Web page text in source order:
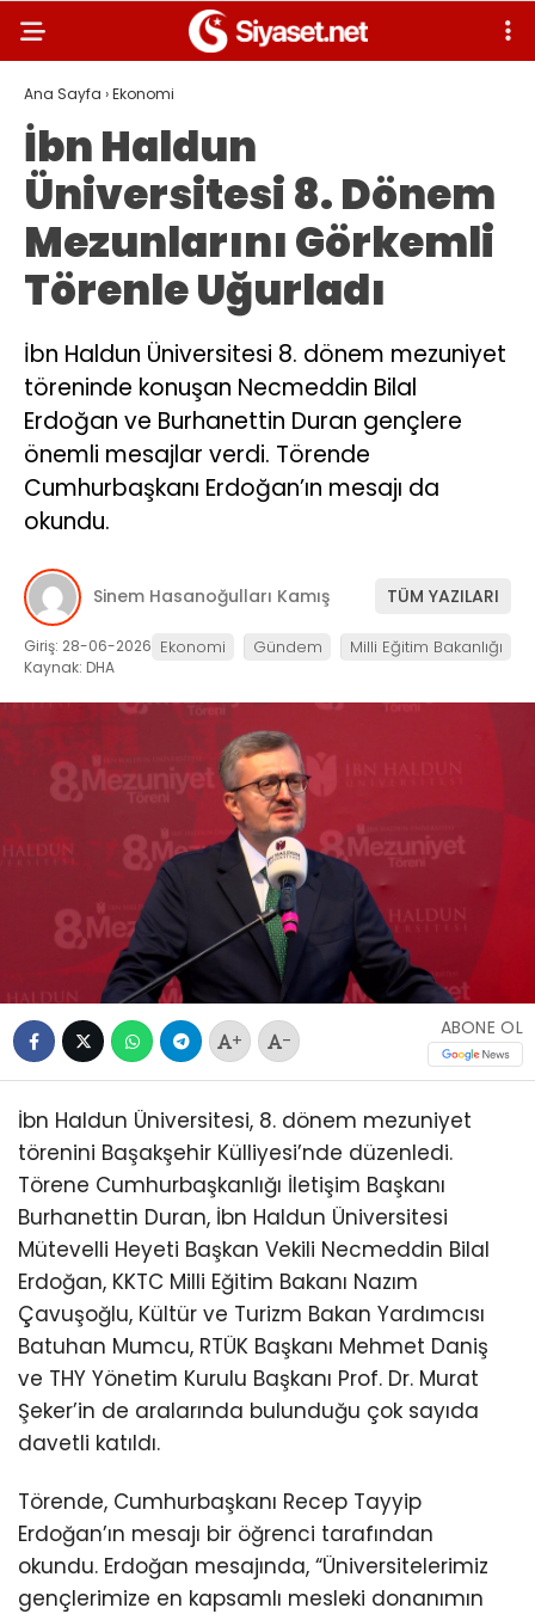
Ana Sayfa ›Ekonomi
İbn Haldun
Üniversitesi 8. Dönem
Mezunlarını Görkemli
Törenle Uğurladı
İbn Haldun Üniversitesi 8. dönem mezuniyet
töreninde konuşan Necmeddin Bilal
Erdoğan ve Burhanettin Duran gençlere
önemli mesajlar verdi. Törende
Cumhurbaşkanı Erdoğan’ın mesajı da
okundu.
Sinem Hasanoğulları Kamış TÜM YAZILARI
Giriş: 28-06-2026
Kaynak: DHA
Ekonomi Gündem Milli Eğitim Bakanlığı
+ -
ABONE OL
İbn Haldun Üniversitesi, 8. dönem mezuniyet
törenini Başakşehir Külliyesi’nde düzenledi.
Törene Cumhurbaşkanlığı İletişim Başkanı
Burhanettin Duran, İbn Haldun Üniversitesi
Mütevelli Heyeti Başkan Vekili Necmeddin Bilal
Erdoğan, KKTC Milli Eğitim Bakanı Nazım
Çavuşoğlu, Kültür ve Turizm Bakan Yardımcısı
Batuhan Mumcu, RTÜK Başkanı Mehmet Daniş
ve THY Yönetim Kurulu Başkanı Prof. Dr. Murat
Şeker’in de aralarında bulunduğu çok sayıda
davetli katıldı.
Törende, Cumhurbaşkanı Recep Tayyip
Erdoğan’ın mesajı bir öğrenci tarafından
okundu. Erdoğan mesajında, “Üniversitelerimiz
gençlerimize en kapsamlı mesleki donanımın